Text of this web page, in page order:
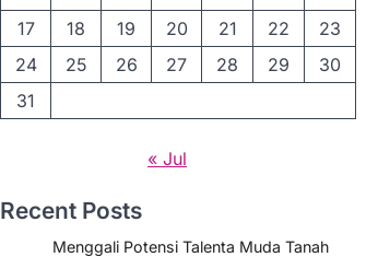
17
18 19 20 21 22
23
24
25 26 27 28 29
30
31
« Jul
Recent Posts
Menggali Potensi Talenta Muda Tanah